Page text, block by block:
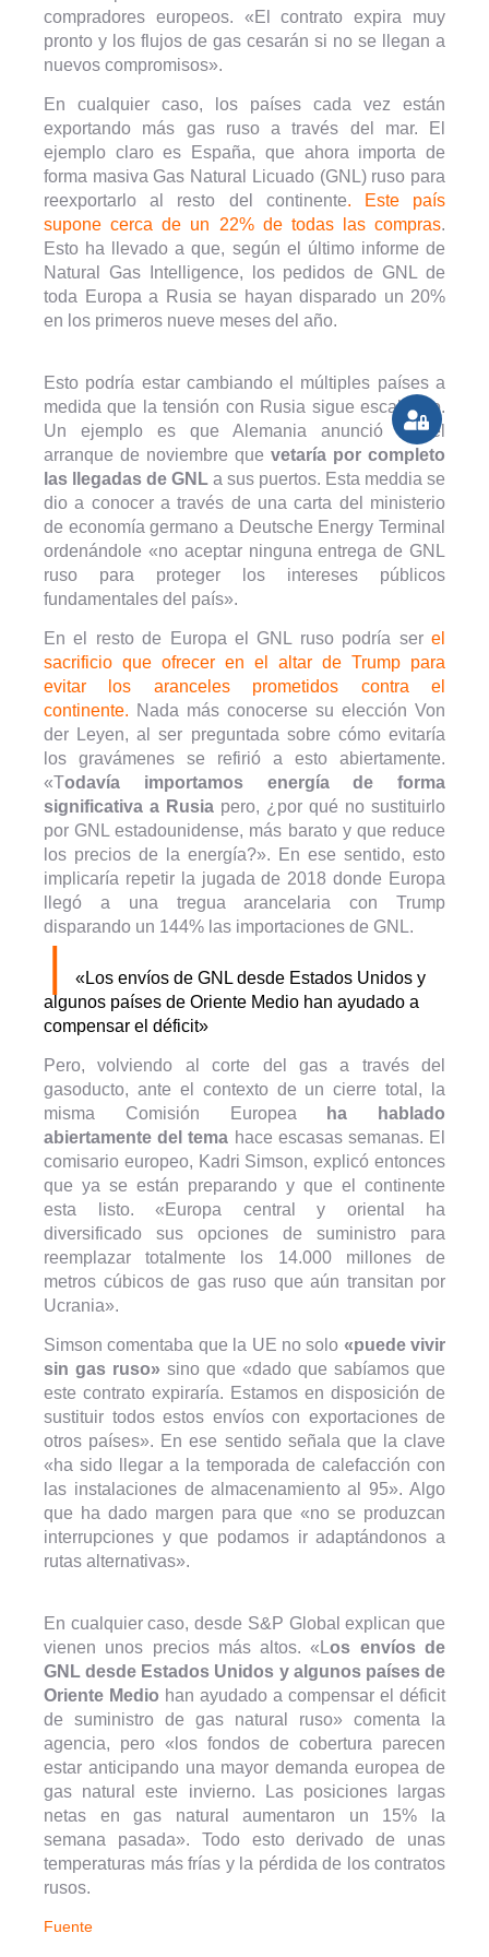
compradores europeos. «El contrato expira muy
pronto y los flujos de gas cesarán si no se llegan a
nuevos compromisos».
En cualquier caso, los países cada vez están
exportando más gas ruso a través del mar. El
ejemplo claro es España, que ahora importa de
forma masiva Gas Natural Licuado (GNL) ruso para
reexportarlo al resto del continente. Este país
supone cerca de un 22% de todas las compras.
Esto ha llevado a que, según el último informe de
Natural Gas Intelligence, los pedidos de GNL de
toda Europa a Rusia se hayan disparado un 20%
en los primeros nueve meses del año.
Esto podría estar cambiando el múltiples países a
medida que la tensión con Rusia sigue escalando.
Un ejemplo es que Alemania anunció en el
arranque de noviembre que vetaría por completo
las llegadas de GNL a sus puertos. Esta meddia se
dio a conocer a través de una carta del ministerio
de economía germano a Deutsche Energy Terminal
ordenándole «no aceptar ninguna entrega de GNL
ruso para proteger los intereses públicos
fundamentales del país».
En el resto de Europa el GNL ruso podría ser el
sacrificio que ofrecer en el altar de Trump para
evitar los aranceles prometidos contra el
continente. Nada más conocerse su elección Von
der Leyen, al ser preguntada sobre cómo evitaría
los gravámenes se refirió a esto abiertamente.
«Todavía importamos energía de forma
significativa a Rusia pero, ¿por qué no sustituirlo
por GNL estadounidense, más barato y que reduce
los precios de la energía?». En ese sentido, esto
implicaría repetir la jugada de 2018 donde Europa
llegó a una tregua arancelaria con Trump
disparando un 144% las importaciones de GNL.
|
«Los envíos de GNL desde Estados Unidos y
algunos países de Oriente Medio han ayudado a
compensar el déficit»
Pero, volviendo al corte del gas a través del
gasoducto, ante el contexto de un cierre total, la
misma Comisión Europea
ha hablado
abiertamente del tema hace escasas semanas. El
comisario europeo, Kadri Simson, explicó entonces
que ya se están preparando y que el continente
esta listo. «Europa central y oriental ha
diversificado sus opciones de suministro para
reemplazar totalmente los 14.000 millones de
metros cúbicos de gas ruso que aún transitan por
Ucrania».
Simson comentaba que la UE no solo «puede vivir
sin gas ruso» sino que «dado que sabíamos que
este contrato expiraría. Estamos en disposición de
sustituir todos estos envíos con exportaciones de
otros países». En ese sentido señala que la clave
«ha sido llegar a la temporada de calefacción con
las instalaciones de almacenamiento al 95». Algo
que ha dado margen para que «no se produzcan
interrupciones y que podamos ir adaptándonos a
rutas alternativas».
En cualquier caso, desde S&P Global explican que
vienen unos precios más altos. «Los envíos de
GNL desde Estados Unidos y algunos países de
Oriente Medio han ayudado a compensar el déficit
de suministro de gas natural ruso» comenta la
agencia, pero «los fondos de cobertura parecen
estar anticipando una mayor demanda europea de
gas natural este invierno. Las posiciones largas
netas en gas natural aumentaron un 15% la
semana pasada». Todo esto derivado de unas
temperaturas más frías y la pérdida de los contratos
rusos.
Fuente